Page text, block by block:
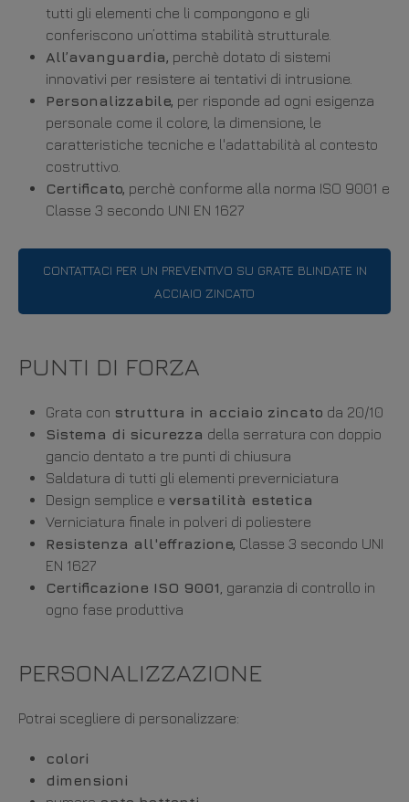
tutti gli elementi che li compongono e gli
conferiscono un’ottima stabilità strutturale.
All’avanguardia, perchè dotato di sistemi
innovativi per resistere ai tentativi di intrusione.
Personalizzabile, per risponde ad ogni esigenza
personale come il colore, la dimensione, le
caratteristiche tecniche e l'adattabilità al contesto
costruttivo.
Certificato, perchè conforme alla norma ISO 9001 e
Classe 3 secondo UNI EN 1627
CONTATTACI PER UN PREVENTIVO SU GRATE BLINDATE IN
ACCIAIO ZINCATO
PUNTI DI FORZA
Grata con struttura in acciaio zincato da 20/10
Sistema di sicurezza della serratura con doppio
gancio dentato a tre punti di chiusura
Saldatura di tutti gli elementi preverniciatura
Design semplice e versatilità estetica
Verniciatura finale in polveri di poliestere
Resistenza all'effrazione, Classe 3 secondo UNI
EN 1627
Certificazione ISO 9001 , garanzia di controllo in
ogno fase produttiva
PERSONALIZZAZIONE
Potrai scegliere di personalizzare:
colori
dimensioni